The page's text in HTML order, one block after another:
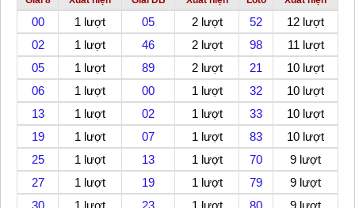
00 1 lượt 05 2 lượt 52
12 lượt
02
1 lượt 46 2 lượt 98
11 lượt
05
1 lượt 89 2 lượt 21
10 lượt
06
1 lượt 00 1 lượt 32
10 lượt
13
1 lượt 02 1 lượt 33
10 lượt
19
1 lượt 07 1 lượt 83
10 lượt
25
1 lượt 13 1 lượt 70
9 lượt
27
1 lượt 19 1 lượt 79
9 lượt
30
1 lượt 23 1 lượt 80
9 lượt